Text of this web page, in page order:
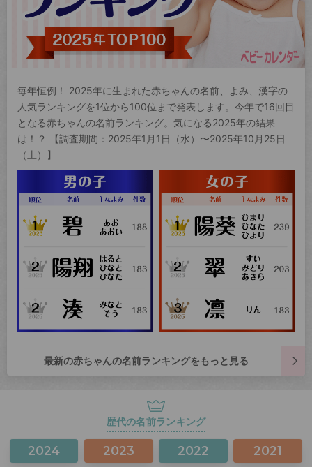
毎年恒例！ 2025年に生まれた赤ちゃんの名前、よみ、漢字の
人気ランキングを1位から100位まで発表します。今年で16回目
となる赤ちゃんの名前ランキング。気になる2025年の結果
は！？ 【調査期間：2025年1月1日（水）〜2025年10月25日
（土）】
最新の赤ちゃんの名前ランキングをもっと見る
歴代の名前ランキング
2024 2023 2022 2021